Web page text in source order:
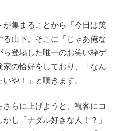
集まることから「今日は笑
山下。そこに「じゃあ俺な
ら登場した唯一のお笑い枠ゲ
の恰好をしており、「なん
や！」と嘆きます。
らに上げようと、観客にコ
し「ナダル好きな人！？」